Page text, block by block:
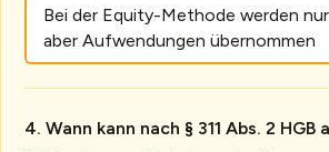
Bei der Equity-Methode werden
aber Aufwendungen übernommen
Wann kann nach § 311 Abs. 2